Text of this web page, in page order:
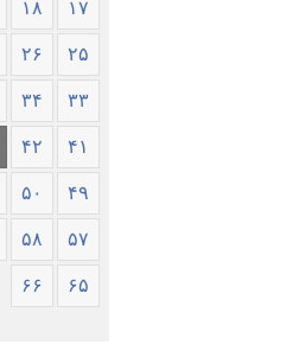
۱۷ ۱۸
۲۵ ۲۶
۳۳ ۳۴
۴۱ ۴۲
۴۹ ۵۰
۵۷ ۵۸
۶۵ ۶۶